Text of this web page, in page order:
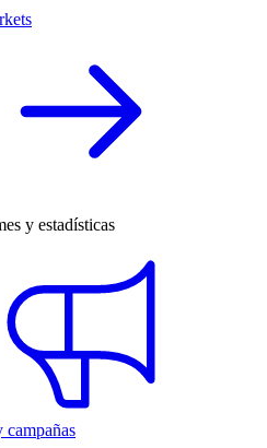
y estadísticas